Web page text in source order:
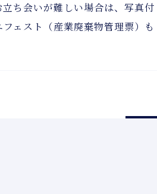
ち会いが難しい場合は、写真付
ェスト（産業廃棄物管理票）も